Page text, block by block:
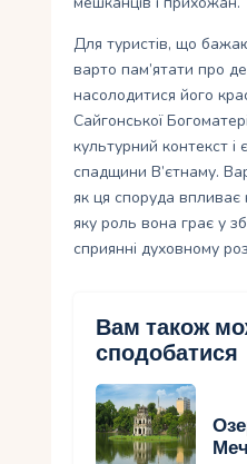
Для туристів, що
варто пам’ятати про
насолодитися його
Сайгонської
культурний контекст і
спадщини В’єтнаму.
як ця споруда впливає
яку роль вона грає у
сприянні духовному
Вам також
сподобатися